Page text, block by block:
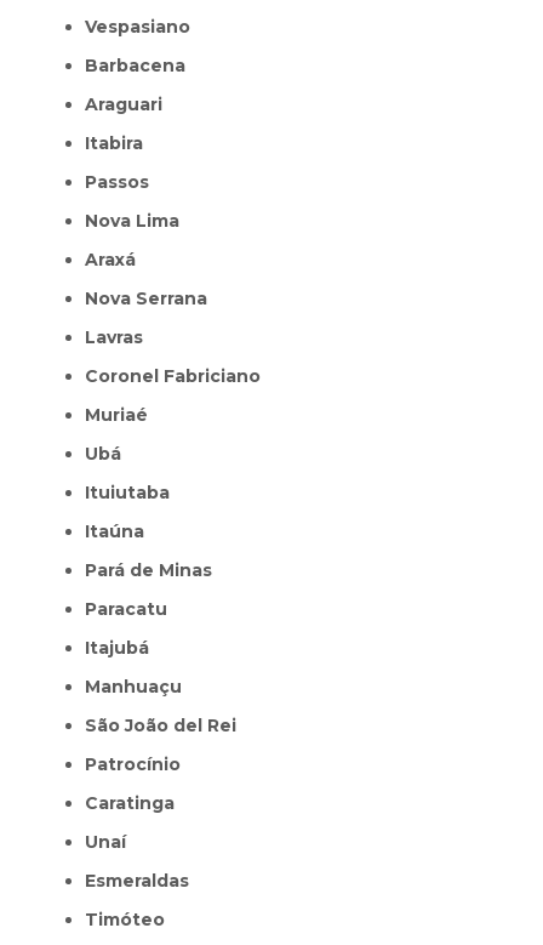
Vespasiano
Barbacena
Araguari
Itabira
Passos
Nova Lima
Araxá
Nova Serrana
Lavras
Coronel Fabriciano
Muriaé
Ubá
Ituiutaba
Itaúna
Pará de Minas
Paracatu
Itajubá
Manhuaçu
São João del Rei
Patrocínio
Caratinga
Unaí
Esmeraldas
Timóteo